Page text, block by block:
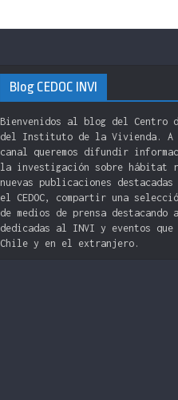
Blog CEDOC INVI
Bienvenidos al blog del Centro
del Instituto de la Vivienda. A
canal queremos difundir
la investigación sobre hábitat
nuevas publicaciones destacadas
el CEDOC, compartir una
de medios de prensa destacando
dedicadas al INVI y eventos
Chile y en el extranjero.